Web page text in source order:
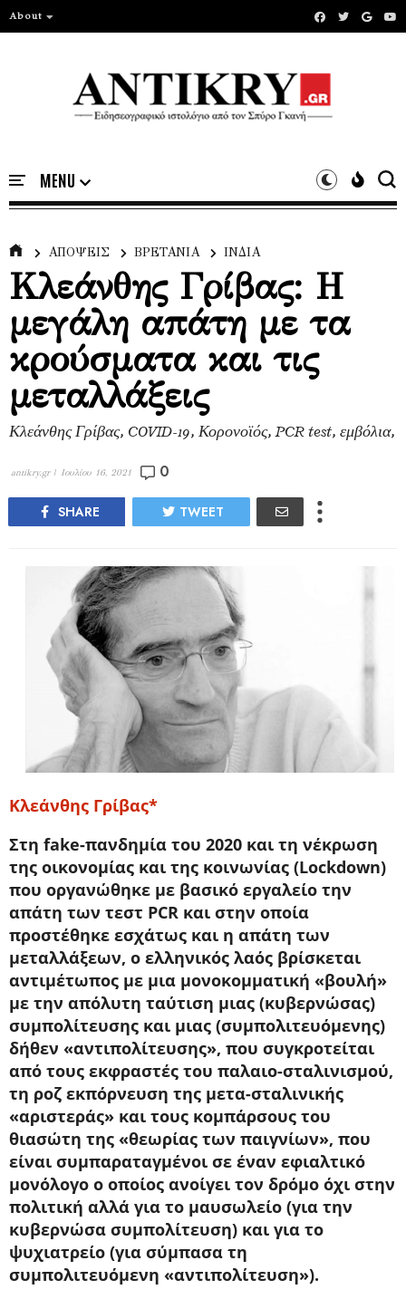
About
ΑΠΟΨΕΙΣ ΒΡΕΤΑΝΙΑ ΙΝΔΙΑ
Κλεάνθης Γρίβας: Η
μεγάλη απάτη με τα
κρούσματα και τις
μεταλλάξεις
Κλεάνθης Γρίβας, COVID-19, Κορονοϊός, PCR test, εμβόλια,
antikry.gr | Ιουλίου 16, 2021 0
SHARE TWEET
Κλεάνθης Γρίβας*
Στη fake-πανδημία του 2020 και τη νέκρωση
της οικονομίας και της κοινωνίας (Lockdown)
που οργανώθηκε με βασικό εργαλείο την
απάτη των τεστ PCR και στην οποία
προστέθηκε εσχάτως και η απάτη των
μεταλλάξεων, ο ελληνικός λαός βρίσκεται
αντιμέτωπος με μια μονοκομματική «βουλή»
με την απόλυτη ταύτιση μιας (κυβερνώσας)
συμπολίτευσης και μιας (συμπολιτευόμενης)
δήθεν «αντιπολίτευσης», που συγκροτείται
από τους εκφραστές του παλαιο-σταλινισμού,
τη ροζ εκπόρνευση της μετα-σταλινικής
«αριστεράς» και τους κομπάρσους του
θιασώτη της «θεωρίας των παιγνίων», που
είναι συμπαραταγμένοι σε έναν εφιαλτικό
μονόλογο ο οποίος ανοίγει τον δρόμο όχι στην
πολιτική αλλά για το μαυσωλείο (για την
κυβερνώσα συμπολίτευση) και για το
ψυχιατρείο (για σύμπασα τη
συμπολιτευόμενη «αντιπολίτευση»).